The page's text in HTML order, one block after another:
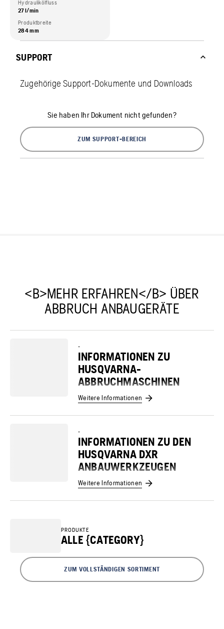
Hydraulikölfluss
27 l/min
Produktbreite
284 mm
SUPPORT
Zugehörige Support-Dokumente und Downloads
Sie haben Ihr Dokument nicht gefunden?
ZUM SUPPORT-BEREICH
<B>MEHR ERFAHREN</B> ÜBER
ABBRUCH ANBAUGERÄTE
-
INFORMATIONEN ZU
HUSQVARNA-
ABBRUCHMASCHINEN
Weitere Informationen
-
INFORMATIONEN ZU DEN
HUSQVARNA DXR
ANBAUWERKZEUGEN
Weitere Informationen
PRODUKTE
ALLE {CATEGORY}
ZUM VOLLSTÄNDIGEN SORTIMENT